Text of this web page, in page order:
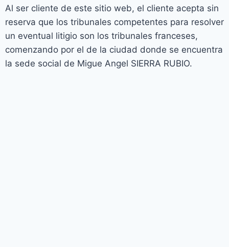
Al ser cliente de este sitio web, el cliente acepta sin
reserva que los tribunales competentes para resolver
un eventual litigio son los tribunales franceses,
comenzando por el de la ciudad donde se encuentra
la sede social de Migue Angel SIERRA RUBIO.